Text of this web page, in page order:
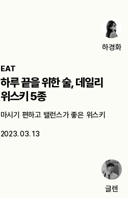
하경화
EAT
하루 끝을 위한 술, 데일리
위스키 5종
마시기 편하고 밸런스가 좋은 위스키
2023. 03. 13
글렌